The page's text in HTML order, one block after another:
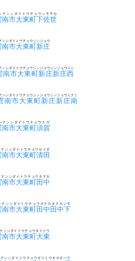
南市大東町下佐世
ナンシダイトウチョウシモサセ
南市大東町新庄
ンシダイトウチョウシンジョウ
南市大東町新庄新庄西
ンシダイトウチョウシンジョウシンジョウニシ
南市大東町新庄新庄南
ンシダイトウチョウシンジョウシンジョウミナミ
南市大東町須賀
ナンシダイトウチョウスガ
市大東町清田
ナンシダイトウチョウセイダ
南市大東町田中
ナンシダイトウチョウタナカ
南市大東町田中田中下
ナンシダイトウチョウタナカタナカシモ
南市大東町大東
ンシダイトウチョウダイトウ
ンシダイトウチョウダイトウオオギハラ